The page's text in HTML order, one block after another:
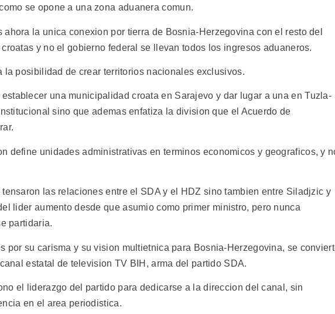
se opone a una zona aduanera comun.
ahora la unica conexion por tierra de Bosnia-Herzegovina con el resto del
y no el gobierno federal se llevan todos los ingresos aduaneros.
la posibilidad de crear territorios nacionales exclusivos.
una municipalidad croata en Sarajevo y dar lugar a una en Tuzla-
sino que ademas enfatiza la division que el Acuerdo de
define unidades administrativas en terminos economicos y geograficos, y
las relaciones entre el SDA y el HDZ sino tambien entre Siladjzic y
lider aumento desde que asumio como primer ministro, pero nunca
partidaria.
por su carisma y su vision multietnica para Bosnia-Herzegovina, se
estatal de television TV BIH, arma del partido SDA.
el liderazgo del partido para dedicarse a la direccion del canal, sin
en el area periodistica.